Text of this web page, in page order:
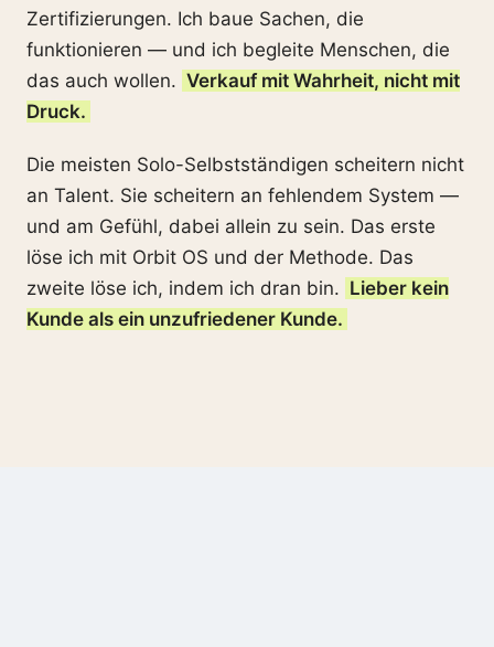
Zertifizierungen. Ich baue Sachen, die
funktionieren — und ich begleite Menschen, die
das auch wollen. Verkauf mit Wahrheit, nicht mit
Druck.
Die meisten Solo-Selbstständigen scheitern nicht
an Talent. Sie scheitern an fehlendem System —
und am Gefühl, dabei allein zu sein. Das erste
löse ich mit Orbit OS und der Methode. Das
zweite löse ich, indem ich dran bin. Lieber kein
Kunde als ein unzufriedener Kunde.